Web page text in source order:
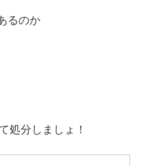
るのか
処分しましょ！